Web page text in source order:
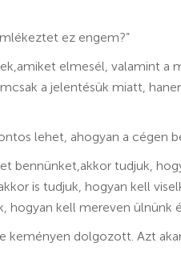
ez engem?”
elmesél, valamint a
a jelentésük miatt,
lehet, ahogyan a cégen
bennünket,akkor tudjuk,
is tudjuk, hogyan kell
hogyan kell mereven
keményen dolgozott. Azt